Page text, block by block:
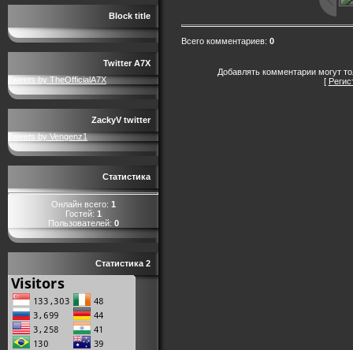
Block title
Twitter A7X
Tweets by TheOfficialA7X
ZackyV twitter
Tweets by Vengenz1
Статистика
Онлайн всего: 1
Гостей: 1
Пользователей: 0
Статистика 2
Всего комментариев: 0
Добавлять комментарии могут
[